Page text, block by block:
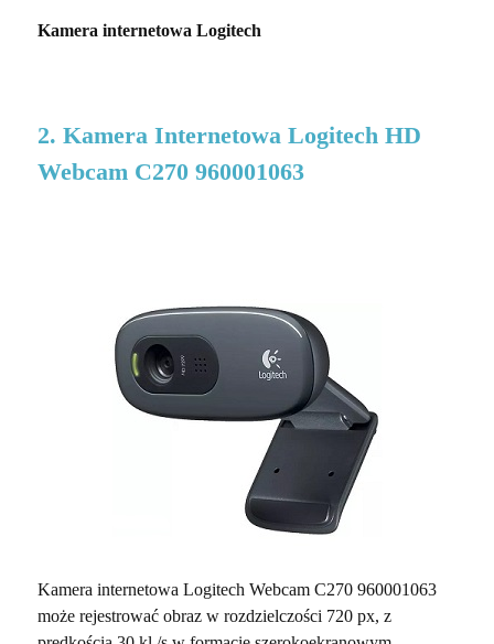
Kamera internetowa Logitech
2. Kamera Internetowa Logitech HD
Webcam C270 960001063
Kamera internetowa Logitech Webcam C270 960001063
może rejestrować obraz w rozdzielczości 720 px, z